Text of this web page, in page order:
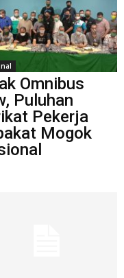
Omnibus
Puluhan
Pekerja
Mogok